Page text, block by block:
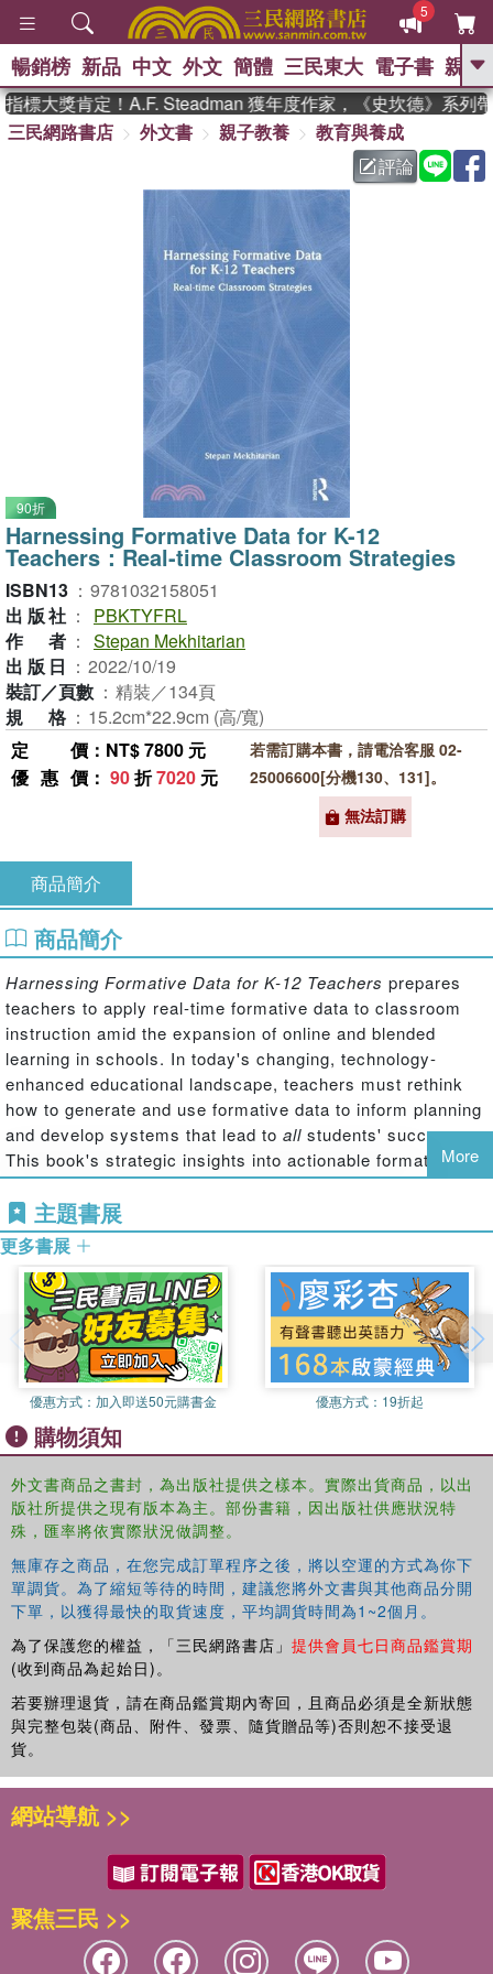
5
GO
熱搜： 東野圭吾 、 高希均教授回憶錄
父親節 、 花開錦
方念華 、 台灣的
李登輝時代
數學女孩：黎曼猜想
偉大的迷走神經
群喵 、 臺灣漫遊錄
暢銷榜 新品 中文 外文 簡體 三民東大 電子書 親子
標大獎肯定！A.F. Steadman 獲年度作家，《史坎德》系列帶
三民網路書店
外文書 親子教養
教育與養成
評論
90折
Harnessing Formative Data for K-12
Teachers：Real-time Classroom Strategies
ISBN13 ： 9781032158051
出版社 ：
PBKTYFRL
作者 ： Stepan Mekhitarian
出版日 ： 2022/10/19
裝訂／頁數 ： 精裝／134頁
規格 ： 15.2cm*22.9cm (高/寬)
定價 ：NT$ 7800 元
優惠價 ： 90折7020 元
若需訂購本書，請電洽客服 02-
25006600[分機130、131]。
無法訂購
商品簡介
商品簡介
Harnessing Formative Data for K-12 Teachers prepares
teachers to apply real-time formative data to classroom
instruction amid the expansion of online and blended
learning in schools. In today's changing, technology-
enhanced educational landscape, teachers must rethink
how to generate and use formative data to inform planning
and develop systems that lead to all students' success.
This book's strategic insights into actionable formative
data use will yield differentiated supports for students,
helping teachers to foster greater academic outcomes,
independent self-monitoring, and readiness for college,
career, and lifelong learning. Each chapter includes
connections to social justice, best practices for applying
data points and field-tested tips for technology integration,
and a host of interactive planning guides to support
implementation.
More
主題書展
更多書展
優惠方式： 加入即送50元購書金 優惠方式： 19折起
購物須知
外文書商品之書封，為出版社提供之樣本。實際出貨商品，以出
版社所提供之現有版本為主。部份書籍，因出版社供應狀況特
殊，匯率將依實際狀況做調整。
無庫存之商品，在您完成訂單程序之後，將以空運的方式為你下
單調貨。為了縮短等待的時間，建議您將外文書與其他商品分開
下單，以獲得最快的取貨速度，平均調貨時間為1~2個月。
為了保護您的權益，「三民網路書店」 提供會員七日商品鑑賞期
(收到商品為起始日)。
若要辦理退貨，請在商品鑑賞期內寄回，且商品必須是全新狀態
與完整包裝(商品、附件、發票、隨貨贈品等)否則恕不接受退
貨。
網站導航 >>
聚焦三民 >>